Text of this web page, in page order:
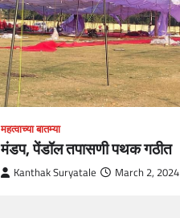
महत्वाच्या बातम्या
मंडप, पेंडॉल तपासणी पथक गठीत
Kanthak Suryatale March 2, 2024